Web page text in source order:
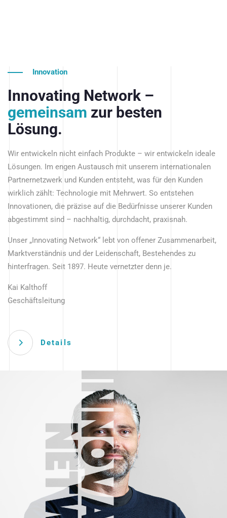
Innovation
Innovating Network –
gemeinsam zur besten
Lösung.
Wir entwickeln nicht einfach Produkte – wir entwickeln ideale
Lösungen. Im engen Austausch mit unserem internationalen
Partnernetzwerk und Kunden entsteht, was für den Kunden
wirklich zählt: Technologie mit Mehrwert. So entstehen
Innovationen, die präzise auf die Bedürfnisse unserer Kunden
abgestimmt sind – nachhaltig, durchdacht, praxisnah.
Unser „Innovating Network“ lebt von offener Zusammenarbeit,
Marktverständnis und der Leidenschaft, Bestehendes zu
hinterfragen. Seit 1897. Heute vernetzter denn je.
Kai Kalthoff
Geschäftsleitung
Details